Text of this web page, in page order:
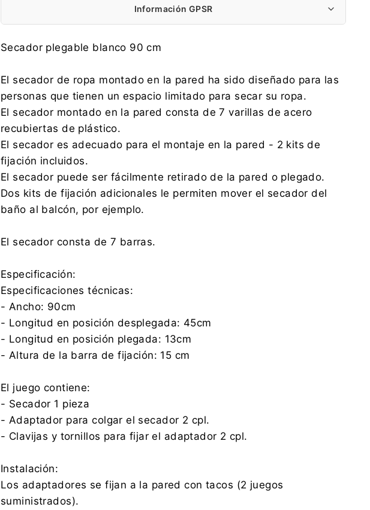
Información GPSR
Fabricante:
BARUCKI
agd-abj@wp.pl
0048500683443
Importador:
P P-HANDLOWO-USŁUGOWEA.B.J.ANDRZEJ
Kraszewskiego 3, 42-200 Częstochowa
Secador plegable blanco 90 cm
El secador de ropa montado en la pared ha sido diseñado para las
personas que tienen un espacio limitado para secar su ropa.
El secador montado en la pared consta de 7 varillas de acero
recubiertas de plástico.
El secador es adecuado para el montaje en la pared - 2 kits de
fijación incluidos.
El secador puede ser fácilmente retirado de la pared o plegado.
Dos kits de fijación adicionales le permiten mover el secador del
baño al balcón, por ejemplo.
El secador consta de 7 barras.
Especificación:
Especificaciones técnicas:
- Ancho: 90cm
- Longitud en posición desplegada: 45cm
- Longitud en posición plegada: 13cm
- Altura de la barra de fijación: 15 cm
El juego contiene:
- Secador 1 pieza
- Adaptador para colgar el secador 2 cpl.
- Clavijas y tornillos para fijar el adaptador 2 cpl.
Instalación:
Los adaptadores se fijan a la pared con tacos (2 juegos
suministrados).